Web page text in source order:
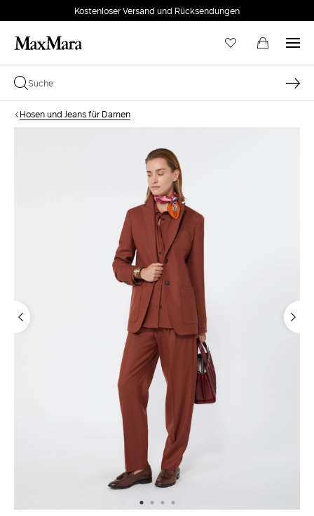
Kostenloser Versand und Rücksendungen
Hosen und Jeans für Damen